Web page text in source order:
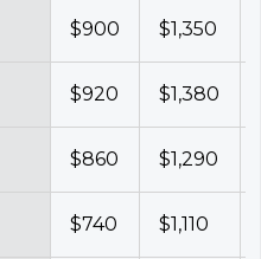
$900 $1,350
$920 $1,380
$860 $1,290
$740 $1,110